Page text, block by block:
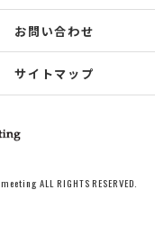
お問い合わせ
サイトマップ
ALL RIGHTS RESERVED.